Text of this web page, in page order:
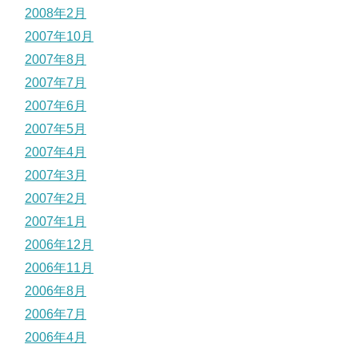
2008年2月
2007年10月
2007年8月
2007年7月
2007年6月
2007年5月
2007年4月
2007年3月
2007年2月
2007年1月
2006年12月
2006年11月
2006年8月
2006年7月
2006年4月